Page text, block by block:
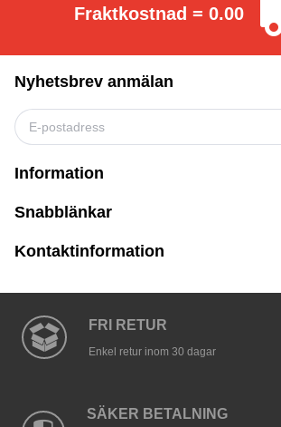
Fraktkostnad = 0.00
Nyhetsbrev anmälan
Information
Snabblänkar
Kontaktinformation
FRI RETUR
Enkel retur inom 30 dagar
SÄKER BETALNING